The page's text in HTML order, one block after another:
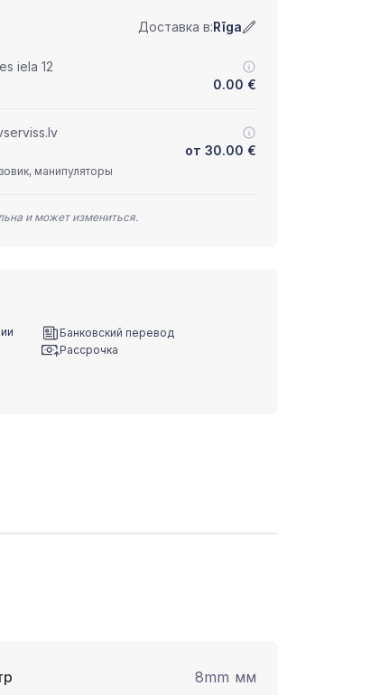
Доставка в:Rīga
iela 12
0.00 €
от 30.00 €
манипуляторы
и может измениться.
Банковский перевод
Рассрочка
8mm мм